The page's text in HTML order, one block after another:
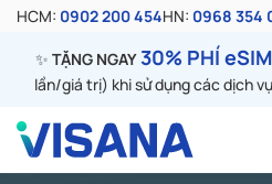
HCM: 0902 200 454HN: 0968 354
✨ TẶNG NGAY30% PHÍ eSIM
lần/giá trị) khi sử dụng các dịch